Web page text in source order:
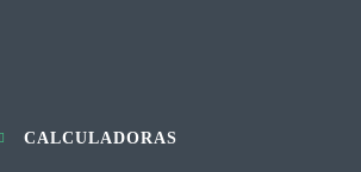
CALCULADORAS